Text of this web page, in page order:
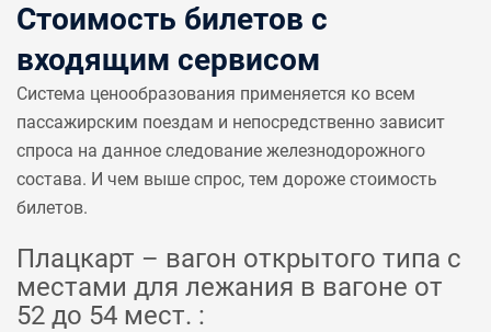
Стоимость билетов с
входящим сервисом
Система ценообразования применяется ко всем
пассажирским поездам и непосредственно зависит
спроса на данное следование железнодорожного
состава. И чем выше спрос, тем дороже стоимость
билетов.
Плацкарт – вагон открытого типа с
местами для лежания в вагоне от
52 до 54 мест. :